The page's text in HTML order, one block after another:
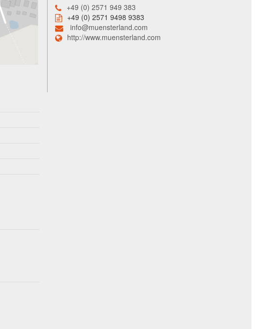
+49 (0) 2571 949 383
+49 (0) 2571 9498 9383
info@muensterland.com
http://www.muensterland.com